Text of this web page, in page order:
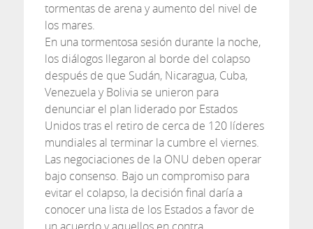
tormentas de arena y aumento del nivel de
los mares.
En una tormentosa sesión durante la noche,
los diálogos llegaron al borde del colapso
después de que Sudán, Nicaragua, Cuba,
Venezuela y Bolivia se unieron para
denunciar el plan liderado por Estados
Unidos tras el retiro de cerca de 120 líderes
mundiales al terminar la cumbre el viernes.
Las negociaciones de la ONU deben operar
bajo consenso. Bajo un compromiso para
evitar el colapso, la decisión final daría a
conocer una lista de los Estados a favor de